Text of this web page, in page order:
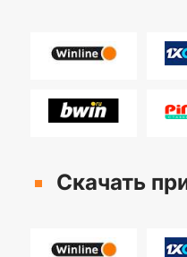
Скачать